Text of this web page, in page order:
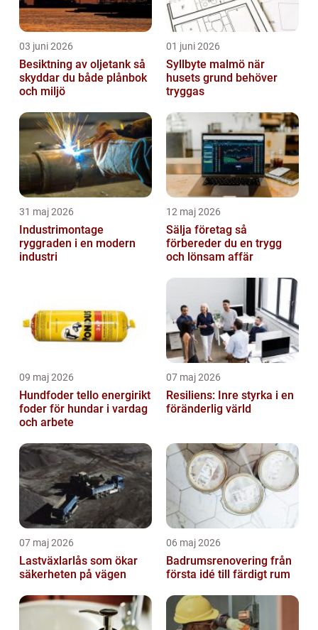
03 juni 2026
Besiktning av oljetank så
skyddar du både plånbok
och miljö
01 juni 2026
Syllbyte malmö när
husets grund behöver
tryggas
31 maj 2026
Industrimontage
ryggraden i en modern
industri
12 maj 2026
Sälja företag så
förbereder du en trygg
och lönsam affär
09 maj 2026
Hundfoder tello energirikt
foder för hundar i vardag
och arbete
07 maj 2026
Resiliens: Inre styrka i en
föränderlig värld
07 maj 2026
Lastväxlarlås som ökar
säkerheten på vägen
06 maj 2026
Badrumsrenovering från
första idé till färdigt rum